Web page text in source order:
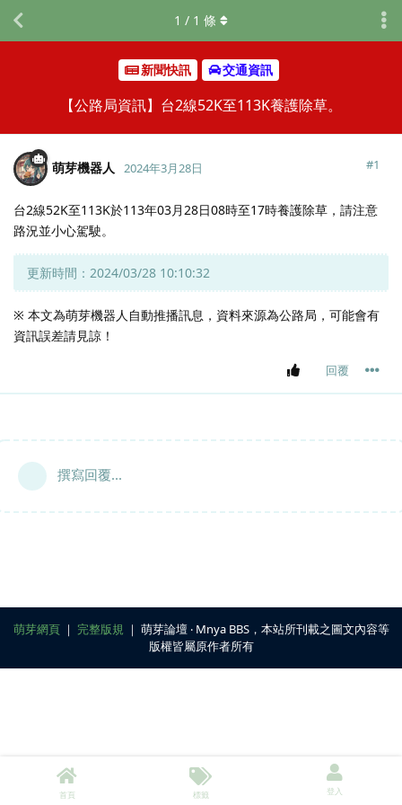
新聞快訊 交通資訊
【公路局資訊】台2線52K至113K養護除草。
1 / 1 條
萌芽機器人 2024年3月28日 #1
台2線52K至113K於113年03月28日08時至17時養護除草，請注意
路況並小心駕駛。
更新時間：2024/03/28 10:10:32
※ 本文為萌芽機器人自動推播訊息，資料來源為公路局，可能會有
資訊誤差請見諒！
回覆
撰寫回覆...
萌芽網頁｜ 完整版規 ｜ 萌芽論壇 ‧ Mnya BBS，本站所刊載之圖文內容等
版權皆屬原作者所有
首頁 標籤 登入